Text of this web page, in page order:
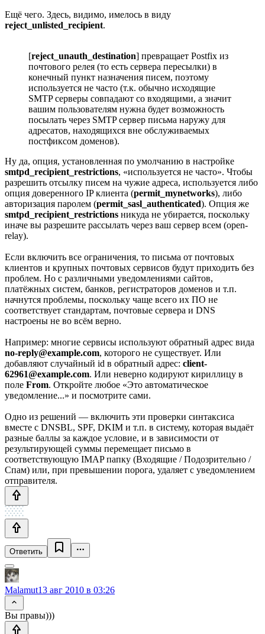
Ещё чего. Здесь, видимо, имелось в виду
reject_unlisted_recipient.
[reject_unauth_destination] превращает Postfix из
почтового релея (то есть сервера пересылки) в
конечный пункт назначения писем, поэтому
используется не часто (т.к. обычно исходящие
SMTP серверы совпадают со входящими, а значит
вашим пользователям нужна будет возможность
посылать через SMTP сервер письма наружу для
адресатов, находящихся вне обслуживаемых
постфиксом доменов).
Ну да, опция, установленная по умолчанию в настройке
smtpd_recipient_restrictions, «используется не часто». Чтобы
разрешить отсылку писем на чужие адреса, используется либо
опция доверенного IP клиента (permit_mynetworks), либо
авторизация паролем (permit_sasl_authenticated). Опция же
smtpd_recipient_restrictions никуда не убирается, поскольку
иначе вы разрешите рассылать через ваш сервер всем (open-
relay).
Если включить все ограничения, то письма от почтовых
клиентов и крупных почтовых сервисов будут приходить без
проблем. Но с различными уведомлениями сайтов,
платёжных систем, банков, регистраторов доменов и т.п.
начнутся проблемы, поскольку чаще всего их ПО не
соответствует стандартам, почтовые сервера и DNS
настроены не во всём верно.
Например: многие сервисы используют обратный адрес вида
no-reply@example.com, которого не существует. Или
добавляют случайный id в обратный адрес: client-
62961@example.com. Или неверно кодируют кириллицу в
поле From. Откройте любое «Это автоматическое
уведомление...» и посмотрите сами.
Одно из решений — включить эти проверки синтаксиса
вместе с DNSBL, SPF, DKIM и т.п. в систему, которая выдаёт
разные баллы за каждое условие, и в зависимости от
результирующей суммы перемещает письмо в
соответствующую IMAP папку (Входящие / Подозрительно /
Спам) или, при превышении порога, удаляет с уведомлением
отправителя.
Ответить
Malamut13 авг 2010 в 03:26
Вы правы)))